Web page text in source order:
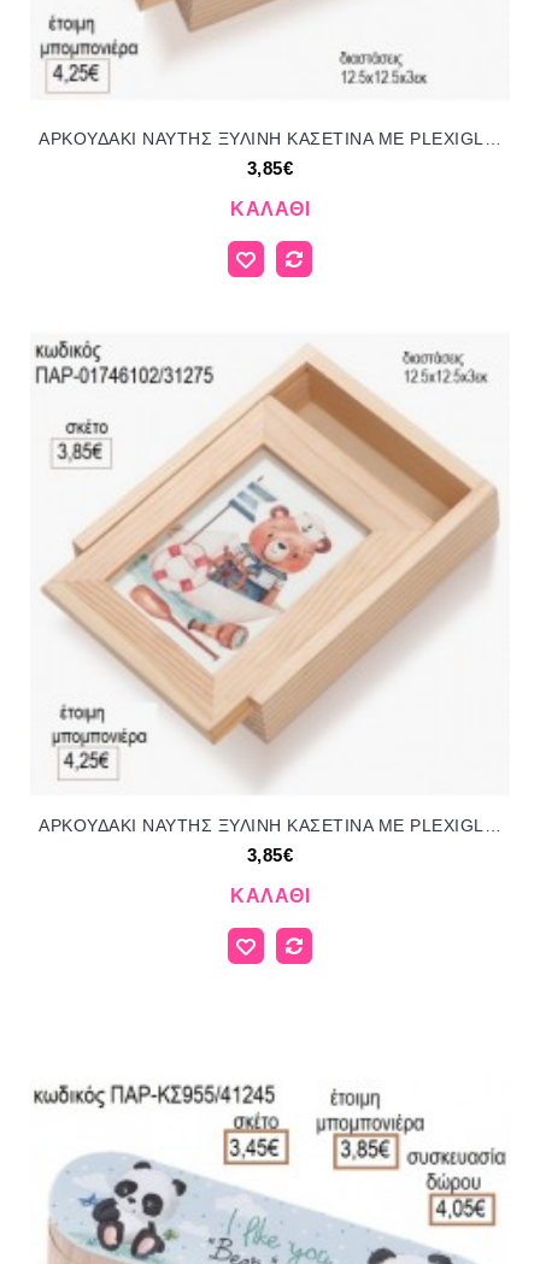
3,85€
ΚΑΛΆΘΙ
ΑΡΚΟΥΔΑΚΙ ΝΑΥΤΗΣ ΞΥΛΙΝΗ ΚΑΣΕΤΙΝΑ ΜΕ PLEXIGLASS ΛΕΥΚΟ για μπομπονιέρες γούρι δώρο ΠΑΡ-01746102/31275 3.85€!!!
3,85€
ΚΑΛΆΘΙ